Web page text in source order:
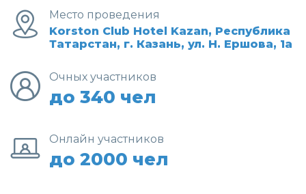
Место проведения
Korston Club Hotel Kazan, Республика
Татарстан, г. Казань, ул. Н. Ершова, 1а
Очных участников
до 340 чел
Онлайн участников
до 2000 чел